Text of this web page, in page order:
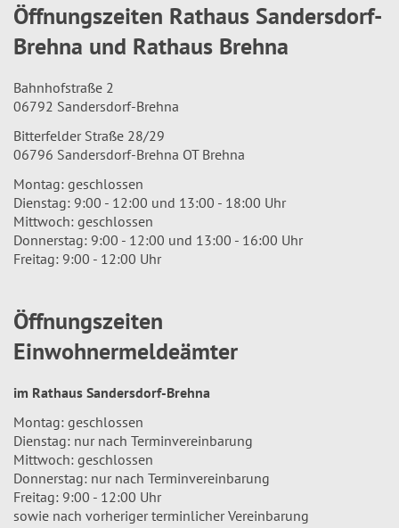
Öffnungszeiten Rathaus Sandersdorf-
Brehna und Rathaus Brehna
Bahnhofstraße 2
06792 Sandersdorf-Brehna
Bitterfelder Straße 28/29
06796 Sandersdorf-Brehna OT Brehna
Montag: geschlossen
Dienstag: 9:00 - 12:00 und 13:00 - 18:00 Uhr
Mittwoch: geschlossen
Donnerstag: 9:00 - 12:00 und 13:00 - 16:00 Uhr
Freitag: 9:00 - 12:00 Uhr
Öffnungszeiten
Einwohnermeldeämter
im Rathaus Sandersdorf-Brehna
Montag: geschlossen
Dienstag: nur nach Terminvereinbarung
Mittwoch: geschlossen
Donnerstag: nur nach Terminvereinbarung
Freitag: 9:00 - 12:00 Uhr
sowie nach vorheriger terminlicher Vereinbarung